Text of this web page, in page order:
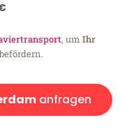
, um Ihr
anfragen